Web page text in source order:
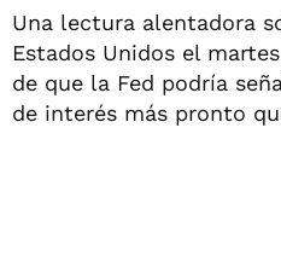
Una lectura alentadora
Estados Unidos el
de que la Fed podría
de interés más pronto